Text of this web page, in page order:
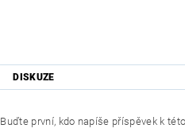
DISKUZE
Buďte první, kdo napíše příspěvek k